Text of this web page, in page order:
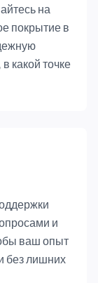
на
покрытие в
какой точке
и
ваш опыт
без лишних